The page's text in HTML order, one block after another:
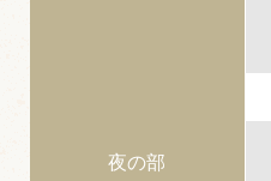
夜の部